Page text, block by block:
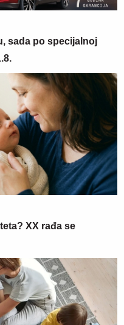
sada po specijalnoj
XX rađa se